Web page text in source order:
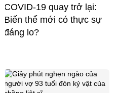
COVID-19 quay trở lại:
Biến thể mới có thực sự
đáng lo?